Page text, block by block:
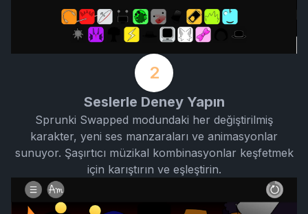
2
Seslerle Deney Yapın
Sprunki Swapped modundaki her değiştirilmiş
karakter, yeni ses manzaraları ve animasyonlar
sunuyor. Şaşırtıcı müzikal kombinasyonlar keşfetmek
için karıştırın ve eşleştirin.